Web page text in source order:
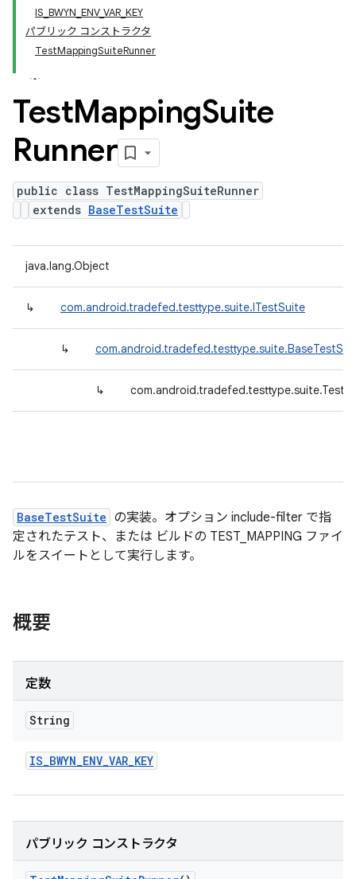
IS_BWYN_ENV_VAR_KEY
パブリック コンストラクタ
TestMappingSuiteRunner
TestMappingSuite
Runner
public class TestMappingSuiteRunner
extends BaseTestSuite
java.lang.Object
↳ com.android.tradefed.testtype.suite.ITestSuite
↳
↳
BaseTestSuite の実装。オプション include-filter で指
定されたテスト、または ビルドの TEST_MAPPING ファイ
ルをスイートとして実行します。
概要
定数
String
IS_BWYN_ENV_VAR_KEY
パブリック コンストラクタ